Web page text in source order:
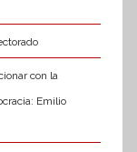
con la
Emilio